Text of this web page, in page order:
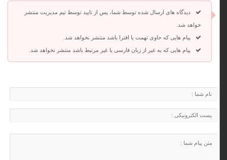
دیدگاه های ارسال شده توسط شما، پس از تایید توسط تیم مدیریت منتشر
خواهد شد.
پیام هایی که حاوی تهمت یا افترا باشد منتشر نخواهد شد.
پیام هایی که به غیر از زبان فارسی یا غیر مرتبط باشد منتشر نخواهد شد.